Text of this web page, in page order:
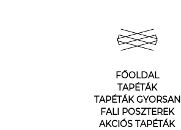
FŐOLDAL
TAPÉTÁK
TAPÉTÁK GYORSAN
FALI POSZTEREK
AKCIÓS TAPÉTÁK